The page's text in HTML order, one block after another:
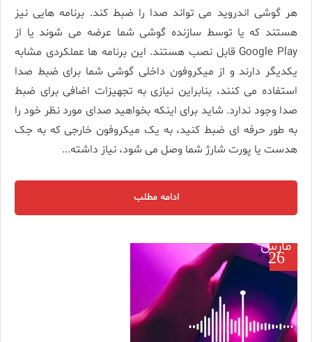
هر گوشی اندروید می تواند صدا را ضبط کند. برنامه هایی نیز
هستند که یا توسط سازنده گوشی شما عرضه می شوند یا از
Google Play قابل نصب هستند. این برنامه ها عملکردی مشابه
یکدیگر دارند و از میکروفون داخلی گوشی شما برای ضبط صدا
استفاده می کنند، بنابراین نیازی به تجهیزات اضافی برای ضبط
صدا وجود ندارد. شاید برای اینکه بخواهید صدای مورد نظر خود را
به طور حرفه ای ضبط کنید، به یک میکروفون خارجی که به جک
هدست یا پورت شارژ شما وصل می شود، نیاز داشته...
ادامه مطلب
مارس
26